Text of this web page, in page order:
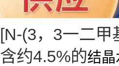
[N-(3，3一二甲
含约4.5%的结晶